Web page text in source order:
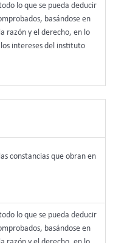
lo que se pueda deducir
basándose en
razón y el derecho, en lo
intereses del instituto
constancias que obran en
lo que se pueda deducir
basándose en